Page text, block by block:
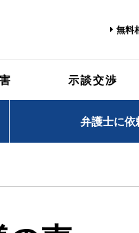
無料
示談交渉
弁護士に依